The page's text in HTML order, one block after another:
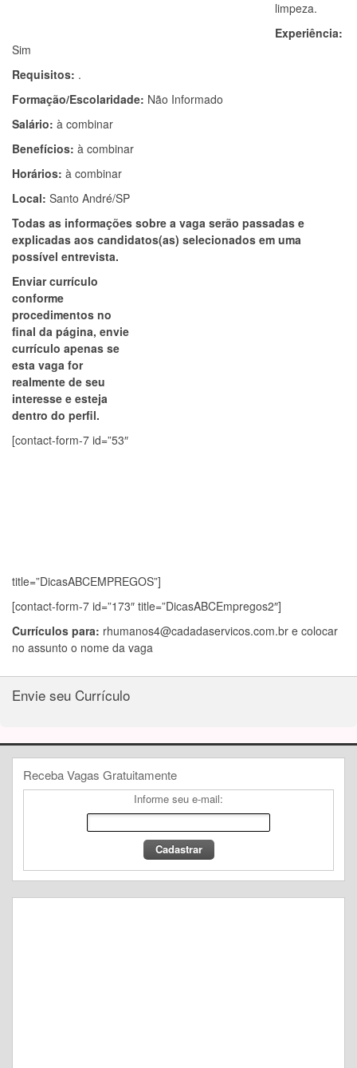
limpeza.
Experiência:
Sim
Requisitos: .
Formação/Escolaridade: Não Informado
Salário: à combinar
Benefícios: à combinar
Horários: à combinar
Local: Santo André/SP
Todas as informações sobre a vaga serão passadas e
explicadas aos candidatos(as) selecionados em uma
possível entrevista.
Enviar currículo
conforme
procedimentos no
final da página, envie
currículo apenas se
esta vaga for
realmente de seu
interesse e esteja
dentro do perfil.
[contact-form-7 id=”53″
title=”DicasABCEMPREGOS”]
[contact-form-7 id=”173″ title=”DicasABCEmpregos2″]
Currículos para: rhumanos4@cadadaservicos.com.br e colocar
no assunto o nome da vaga
Envie seu Currículo
Receba Vagas Gratuitamente
Informe seu e-mail: